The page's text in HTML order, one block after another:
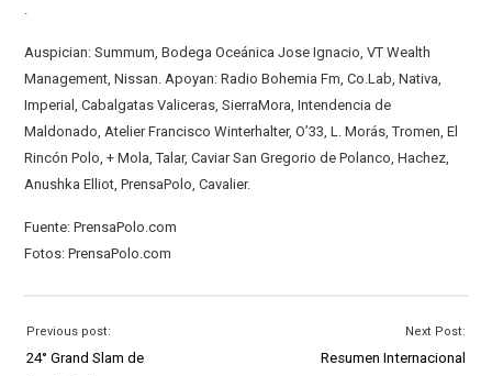
.
Auspician: Summum, Bodega Oceánica Jose Ignacio, VT Wealth
Management, Nissan. Apoyan: Radio Bohemia Fm, Co.Lab, Nativa,
Imperial, Cabalgatas Valiceras, SierraMora, Intendencia de
Maldonado, Atelier Francisco Winterhalter, O’33, L. Morás, Tromen, El
Rincón Polo, + Mola, Talar, Caviar San Gregorio de Polanco, Hachez,
Anushka Elliot, PrensaPolo, Cavalier.
Fuente: PrensaPolo.com
Fotos: PrensaPolo.com
Previous post:
24° Grand Slam de
Next Post:
Resumen Internacional